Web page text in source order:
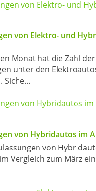
von Elektro- und
Monat hat die Zahl der
unter den
Siche...
von Hybridautos im
von
Vergleich zum März